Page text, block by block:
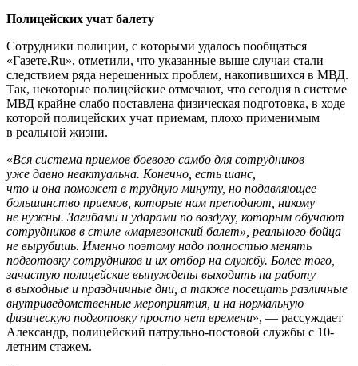
Полицейских учат балету
Сотрудники полиции, с которыми удалось пообщаться
«Газете.Ru», отметили, что указанные выше случаи стали
следствием ряда нерешенных проблем, накопившихся в МВД.
Так, некоторые полицейские отмечают, что сегодня в системе
МВД крайне слабо поставлена физическая подготовка, в ходе
которой полицейских учат приемам, плохо применимым
в реальной жизни.
«Вся система приемов боевого самбо для сотрудников
уже давно неактуальна. Конечно, есть шанс,
что и она поможет в трудную минуту, но подавляющее
большинство приемов, которые нам преподают, никому
не нужны. Загибами и ударами по воздуху, которым обучают
сотрудников в стиле «марлезонский балет», реального бойца
не вырубишь. Именно поэтому надо полностью менять
подготовку сотрудников и их отбор на службу. Более того,
зачастую полицейские вынуждены выходить на работу
в выходные и праздничные дни, а также посещать различные
внутриведомственные мероприятия, и на нормальную
физическую подготовку просто нет времени», — рассуждает
Александр, полицейский патрульно-постовой службы с 10-
летним стажем.